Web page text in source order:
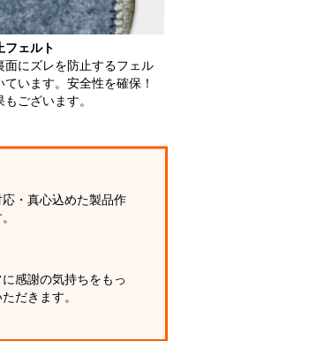
フェルト
面にズレを防止するフェル
ています。安全性を確保！
もございます。
・真心込めた製品作
感謝の気持ちをもっ
だきます。